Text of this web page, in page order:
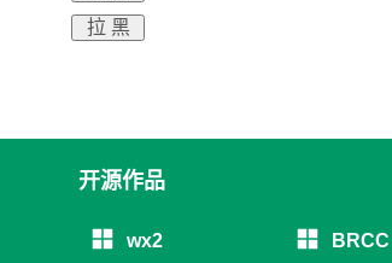
拉 黑
开源作品
wx2 BRCC